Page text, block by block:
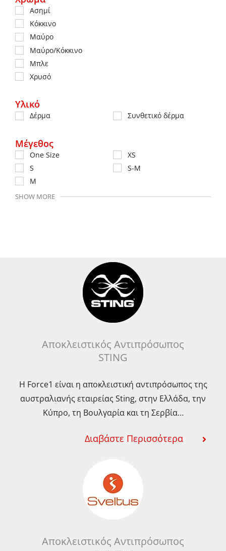
Ασημί
Κόκκινο
Μαύρο
Μαύρο/Κόκκινο
Μπλε
Χρυσό
Υλικό
Δέρμα Συνθετικό δέρμα
Μέγεθος
One Size
XS
S
S-M
M
SHOW MORE
Αποκλειστικός Αντιπρόσωπος
STING
Η Force1 είναι η αποκλειστική αντιπρόσωπος της
αυστραλιανής εταιρείας Sting, στην Ελλάδα, την
Κύπρο, τη Βουλγαρία και τη Σερβία…
Διαβάστε Περισσότερα
Αποκλειστικός Αντιπρόσωπος